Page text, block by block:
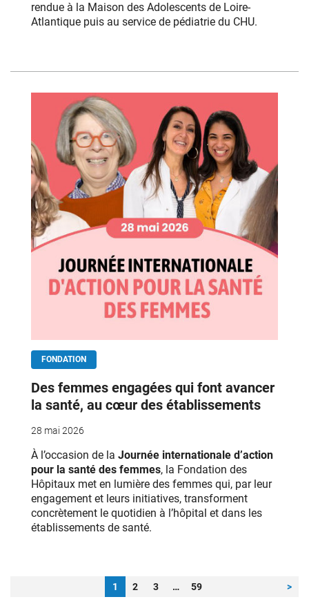
rendue à la Maison des Adolescents de Loire-
Atlantique puis au service de pédiatrie du CHU.
FONDATION
Des femmes engagées qui font avancer
la santé, au cœur des établissements
28 mai 2026
À l’occasion de la Journée internationale d’action
pour la santé des femmes, la Fondation des
Hôpitaux met en lumière des femmes qui, par leur
engagement et leurs initiatives, transforment
concrètement le quotidien à l’hôpital et dans les
établissements de santé.
Pagination
Page
1 Page
2 Page
3 … Page
59 >